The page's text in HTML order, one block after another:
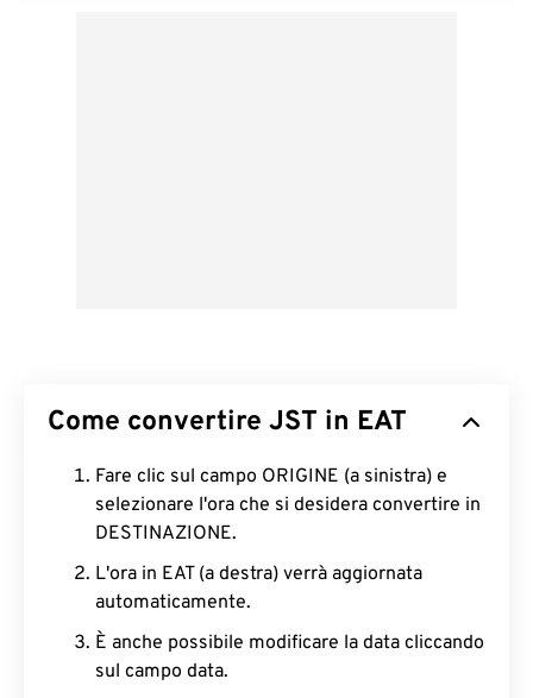
Come convertire JST in EAT
Fare clic sul campo ORIGINE (a sinistra) e
selezionare l'ora che si desidera convertire in
DESTINAZIONE.
L'ora in EAT (a destra) verrà aggiornata
automaticamente.
È anche possibile modificare la data cliccando
sul campo data.